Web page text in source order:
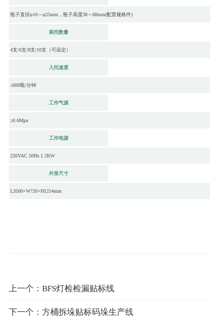
瓶子直径φ16～φ25mm，瓶子高度38～68mm(配置规格件)
装托数量
4支/6支/8支/10支（可设定）
入托速度
≤600瓶/分钟
工作气源
≥0.6Mpa
工作电源
220VAC 50Hz 1.2KW
外形尺寸
L3500×W726×H1214mm
上一个： BFS灯检检漏贴标线
下一个： 方桶拆垛贴标码垛生产线